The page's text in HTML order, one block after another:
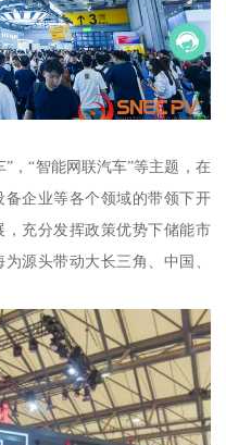
，“智能网联汽车”等主题，在
企业等各个领域的带领下开
充分发挥政策优势下储能市
源头带动大长三角、中国、